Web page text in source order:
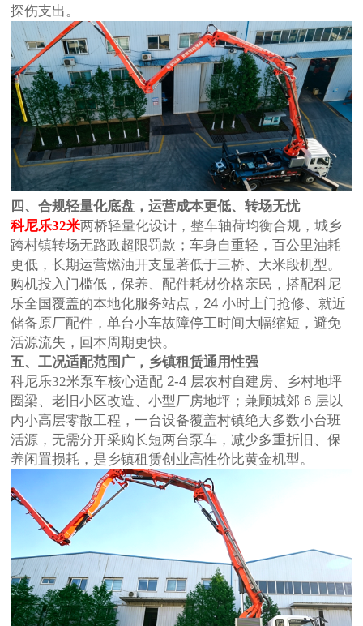
探伤支出。
四、合规轻量化底盘，运营成本更低、转场无忧
科尼乐32米两桥轻量化设计，整车轴荷均衡合规，城乡
跨村镇转场无路政超限罚款；车身自重轻，百公里油耗
更低，长期运营燃油开支显著低于三桥、大米段机型。
购机投入门槛低，保养、配件耗材价格亲民，搭配科尼
乐全国覆盖的本地化服务站点， 24 小时上门抢修、就近
储备原厂配件，单台小车故障停工时间大幅缩短，避免
活源流失，回本周期更快。
五、工况适配范围广，乡镇租赁通用性强
科尼乐32米泵车核心适配 2-4 层农村自建房、乡村地坪
圈梁、老旧小区改造、小型厂房地坪；兼顾城郊 6 层以
内小高层零散工程，一台设备覆盖村镇绝大多数小台班
活源，无需分开采购长短两台泵车，减少多重折旧、保
养闲置损耗，是乡镇租赁创业高性价比黄金机型。